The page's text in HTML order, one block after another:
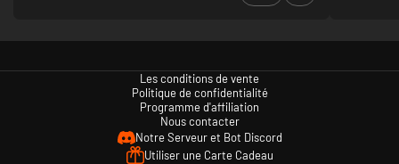
Les conditions de vente
Politique de confidentialité
Programme d'affiliation
Nous contacter
Notre Serveur et Bot Discord
Utiliser une Carte Cadeau